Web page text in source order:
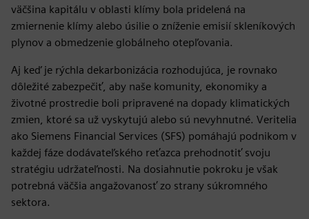
väčšina kapitálu v oblasti klímy bola pridelená na
zmiernenie klímy alebo úsilie o zníženie emisií skleníkových
plynov a obmedzenie globálneho otepľovania.
Aj keď je rýchla dekarbonizácia rozhodujúca, je rovnako
dôležité zabezpečiť, aby naše komunity, ekonomiky a
životné prostredie boli pripravené na dopady klimatických
zmien, ktoré sa už vyskytujú alebo sú nevyhnutné. Veritelia
ako Siemens Financial Services (SFS) pomáhajú podnikom v
každej fáze dodávateľského reťazca prehodnotiť svoju
stratégiu udržateľnosti. Na dosiahnutie pokroku je však
potrebná väčšia angažovanosť zo strany súkromného
sektora.